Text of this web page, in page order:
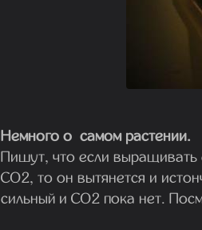
Немного о самом растении.
Пишут, что если выращивать
CO2, то он вытянется и
сильный и CO2 пока нет.